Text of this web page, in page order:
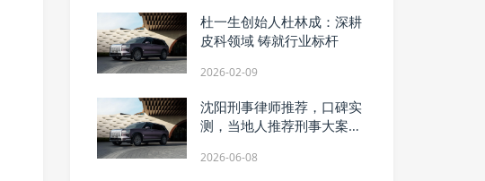
杜一生创始人杜林成：深耕
皮科领域 铸就行业标杆
2026-02-09
沈阳刑事律师推荐，口碑实
测，当地人推荐刑事大案律
2026-06-08